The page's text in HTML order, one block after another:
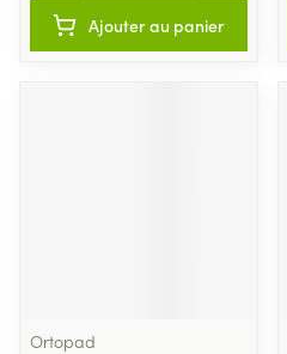
Ajouter au panier
Ortopad